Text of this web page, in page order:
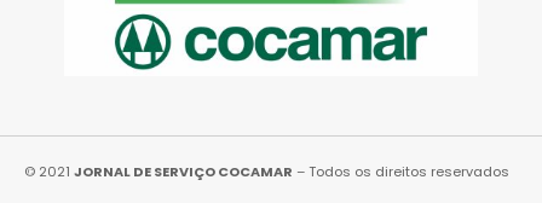
© 2021 JORNAL DE SERVIÇO COCAMAR – Todos os direitos reservados